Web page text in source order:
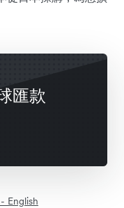
匯款
English